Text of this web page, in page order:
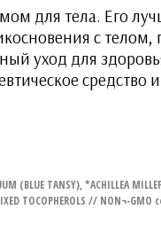
для тела. Его
с
уход для
TANSY), *ACHILLEA
MIXED TOCOPHEROLS //